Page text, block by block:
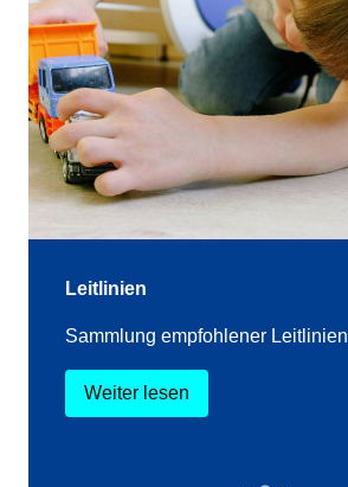
Leitlinien
Sammlung empfohlener Leitlinien
Weiter lesen